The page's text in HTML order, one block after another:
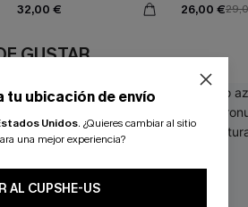
32,00 € 26,00 €
GUSTAR
tu ubicación de envío
Unidos. ¿Quieres cambiar al sitio
una mejor experiencia?
AL CUPSHE-US